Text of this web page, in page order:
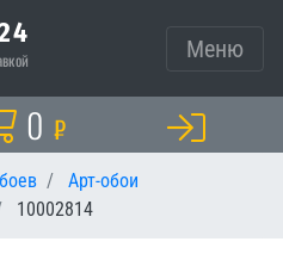
Меню
0 ₽
Арт-обои
10002814